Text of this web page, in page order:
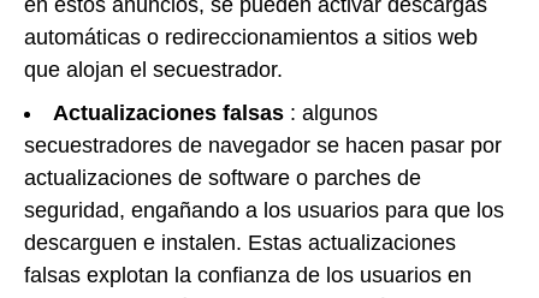
automáticas o redireccionamientos a sitios web
que alojan el secuestrador.
Actualizaciones falsas : algunos
secuestradores de navegador se hacen pasar por
actualizaciones de software o parches de
seguridad, engañando a los usuarios para que los
descarguen e instalen. Estas actualizaciones
falsas explotan la confianza de los usuarios en